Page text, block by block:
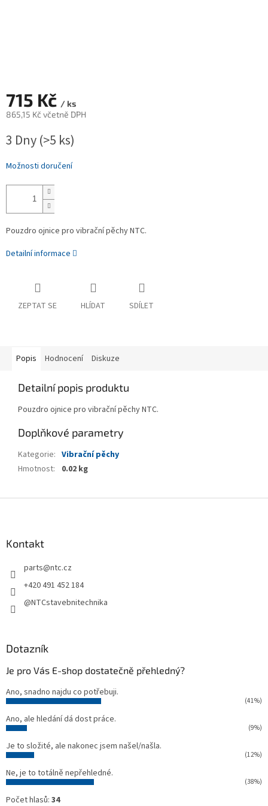
715 Kč / ks
865,15 Kč včetně DPH
cena:
3 Dny(>5 ks)
Možnosti doručení
Pouzdro ojnice pro vibrační pěchy NTC.
Detailní informace
ZEPTAT SE HLÍDAT SDÍLET
Popis Hodnocení Diskuze
Detailní popis produktu
Pouzdro ojnice pro vibrační pěchy NTC.
Doplňkové parametry
Kategorie: Vibrační pěchy
Hmotnost: 0.02 kg
Kontakt
parts@ntc.cz
+420 491 452 184
@NTCstavebnitechnika
Dotazník
Je pro Vás E-shop dostatečně přehledný?
Ano, snadno najdu co potřebuji.
(41%)
Ano, ale hledání dá dost práce.
(9%)
Je to složité, ale nakonec jsem našel/našla.
(12%)
Ne, je to totálně nepřehledné.
(38%)
Počet hlasů: 34